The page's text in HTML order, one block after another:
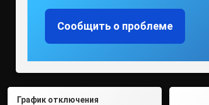
Сообщить о проблеме
График отключения